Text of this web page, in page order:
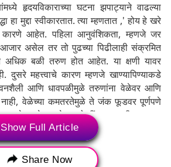
हृदयविकाराच्या घटना झपाट्याने वाढल्या
मुद्दा स्वीकारतात. त्या म्हणतात ,' होय हे खरे
आहेत. पहिला आनुवंशिकता, म्हणजे जर
असेल तर तो पुढच्या पिढीलाही संक्रमित
बळी तरुण होत आहेत. या क्षणी यावर
दुसरे महत्त्वाचे कारण म्हणजे खाण्यापिण्याकडे
आणि धावपळीमुळे तरुणांना वेळेवर आणि
वेळेच्या कमतरतेमुळे ते जंक फूडवर पूर्णपणे
प्लेटमध्ये तळलेल्या गोष्टींसह चायनीज फूडचा
कॅलरीजचे प्रमाण वाढते आणि त्याचा थेट
होतो. यामुळे लहान वयातच तरुण रक्तदाबाचे बळी
Show Full Article
Share Now